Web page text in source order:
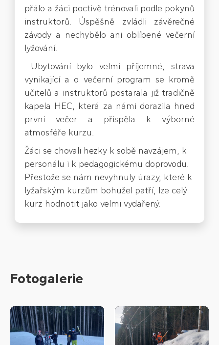
přálo a žáci poctivě trénovali podle pokynů
instruktorů. Úspěšně zvládli závěrečné
závody a nechybělo ani oblíbené večerní
lyžování.
Ubytování bylo velmi příjemné, strava
vynikající a o večerní program se kromě
učitelů a instruktorů postarala již tradičně
kapela HEC, která za námi dorazila hned
první večer a přispěla k výborné
atmosféře kurzu.
Žáci se chovali hezky k sobě navzájem, k
personálu i k pedagogickému doprovodu.
Přestože se nám nevyhnuly úrazy, které k
lyžařským kurzům bohužel patří, lze celý
kurz hodnotit jako velmi vydařený.
Fotogalerie